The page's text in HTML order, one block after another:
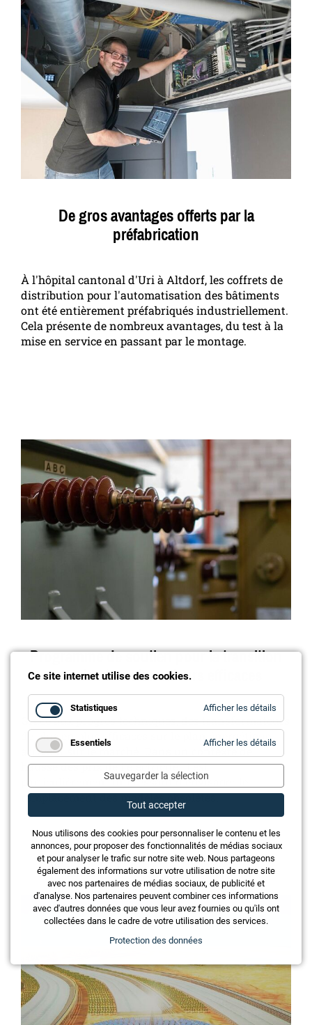
De gros avantages offerts par la
préfabrication
À l'hôpital cantonal d'Uri à Altdorf, les coffrets de
distribution pour l'automatisation des bâtiments
ont été entièrement préfabriqués industriellement.
Cela présente de nombreux avantages, du test à la
mise en service en passant par le montage.
Programme de soutien pour la transition
vers des transformateurs efficaces
Grâce aux progrès techniques, des transformateurs
de plus en plus efficaces sur le plan énergétique
arrivent sur le marché. Dans un contexte de
hausse des prix de l'électricité, il est
particulièrement intéressant d'envisager le
remplacement des modèles obsolètes.
Ce site internet utilise des cookies.
Statistiques Afficher les détails
Essentiels Afficher les détails
Sauvegarder la sélection
Tout accepter
Nous utilisons des cookies pour personnaliser le contenu et les
annonces, pour proposer des fonctionnalités de médias sociaux
et pour analyser le trafic sur notre site web. Nous partageons
également des informations sur votre utilisation de notre site
avec nos partenaires de médias sociaux, de publicité et
d'analyse. Nos partenaires peuvent combiner ces informations
avec d'autres données que vous leur avez fournies ou qu'ils ont
collectées dans le cadre de votre utilisation des services.
Protection des données